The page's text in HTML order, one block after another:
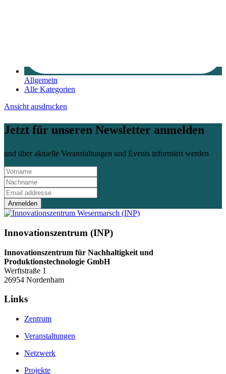
Allgemein
Alle Kategorien
Ansicht ausdrucken
Jetzt für unseren Newsletter anmelden
und über aktuelle Veranstaltungen und Events informiert werden
Anmelden
Innovationszentrum (INP)
Innovationszentrum für Nachhaltigkeit und
Produktionstechnologie GmbH
Werftstraße 1
26954 Nordenham
Links
Zentrum
Veranstaltungen
Netzwerk
Projekte